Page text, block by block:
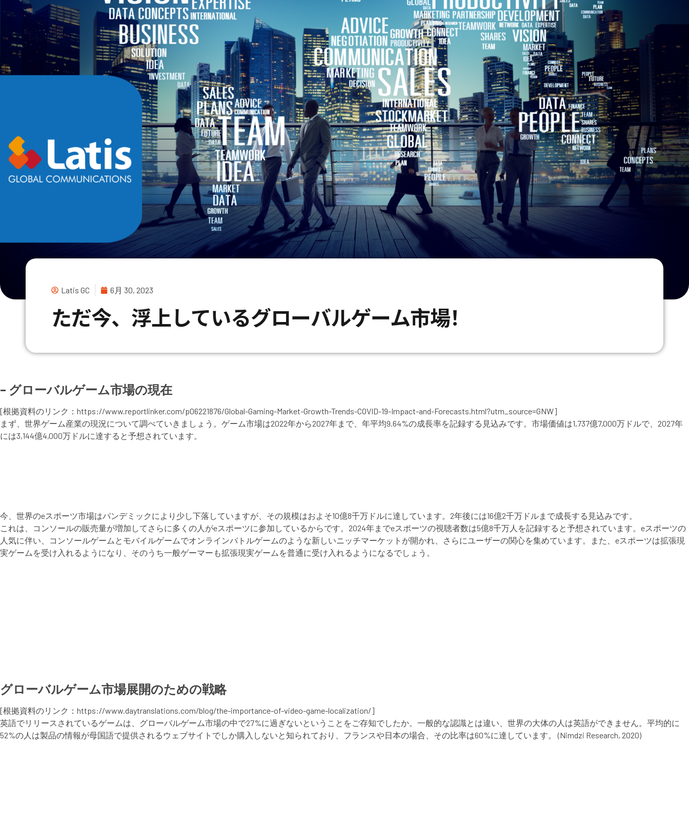
Latis GC 6月 30, 2023
ただ今、浮上しているグローバルゲーム市場！
– グローバルゲーム市場の現在
[根拠資料のリンク：https://www.reportlinker.com/p06221876/Global-Gaming-Market-Growth-Trends-COVID-19-Impact-and-Forecasts.html?utm_source=GNW]
まず、世界ゲーム産業の現況について調べていきましょう。ゲーム市場は2022年から2027年まで、年平均9.64%の成長率を記録する見込みです。市場価値は1,737億7,000万ドルで、2027年
には3,144億4,000万ドルに達すると予想されています。
今、世界のeスポーツ市場はパンデミックにより少し下落していますが、その規模はおよそ10億8千万ドルに達しています。2年後には16億2千万ドルまで成長する見込みです。
これは、コンソールの販売量が増加してさらに多くの人がeスポーツに参加しているからです。2024年までeスポーツの視聴者数は5億8千万人を記録すると予想されています。eスポーツの
人気に伴い、コンソールゲームとモバイルゲームでオンラインバトルゲームのような新しいニッチマーケットが開かれ、さらにユーザーの関心を集めています。また、eスポーツは拡張現
実ゲームを受け入れるようになり、そのうち一般ゲーマーも拡張現実ゲームを普通に受け入れるようになるでしょう。
グローバルゲーム市場展開のための戦略
[根拠資料のリンク：https://www.daytranslations.com/blog/the-importance-of-video-game-localization/]
英語でリリースされているゲームは、グローバルゲーム市場の中で27%に過ぎないということをご存知でしたか。一般的な認識とは違い、世界の大体の人は英語ができません。平均的に
52%の人は製品の情報が母国語で提供されるウェブサイトでしか購入しないと知られており、フランスや日本の場合、その比率は60%に達しています。 (Nimdzi Research, 2020)